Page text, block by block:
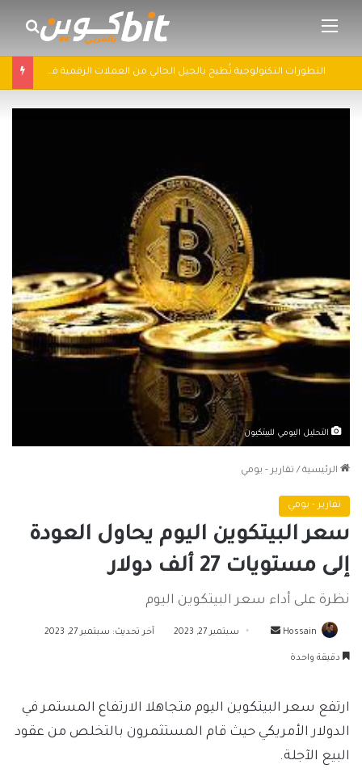
القائمة
التطورات التكنولوجية تُطيح بالجيل الحالي من العملات الرقمية في 2025: سباق التكنولوجيا يُعيد تشكيل مشهد الكريبتو
التحليل اليومي للبيتكيون
الرئيسية / تقارير - يومي
تقارير - يومي
سعر البيتكوين اليوم يحاول العودة
إلى مستويات 27 ألف دولار
نظرة على أداء سعر البيتكوين اليوم
Hossain
أرسل
سبتمبر 27, 2023 آخر تحديث: سبتمبر 27, 2023
دقيقة واحدة
ارتفع سعر البيتكوين اليوم متجاهلا الارتفاع المستمر في
الدولار الأمريكي حيث قام المستثمرون بالتخلص من عقود
البيع الآجلة.